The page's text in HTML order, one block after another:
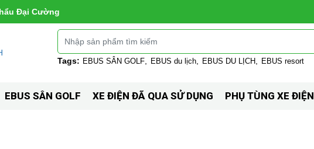
Đại Cường
Tags: EBUS SÂN GOLF EBUS du lịch EBUS DU LỊCH EBUS resort
EBUS SÂN GOLF XE ĐIỆN ĐÃ QUA SỬ DỤNG PHỤ TÙNG XE ĐIỆN